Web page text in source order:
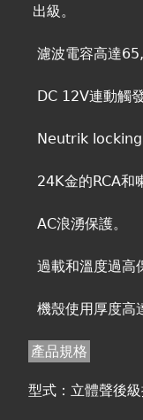
出級。
濾波電容高達
DC 12V連動觸
Neutrik locking
24K金的RCA和
AC浪湧保護。
過載和溫度過高
機殼使用厚度高
產品規格
型式：立體聲後